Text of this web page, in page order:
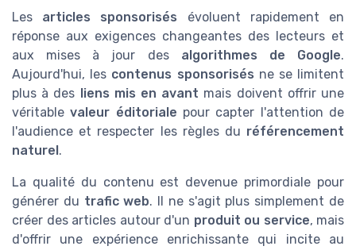
Les articles sponsorisés évoluent rapidement en
réponse aux exigences changeantes des lecteurs et
aux mises à jour des algorithmes de Google.
Aujourd'hui, les contenus sponsorisés ne se limitent
plus à des
liens mis en avant mais doivent offrir une
véritablevaleur éditoriale pour capter l'attention de
l'audience et respecter les règles du référencement
naturel .
La qualité du contenu est devenue primordiale pour
générer du trafic web. Il ne s'agit plus simplement de
créer des articles autour d'un produit ou service, mais
d'offrir une expérience enrichissante qui incite au